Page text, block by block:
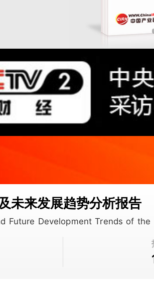
来发展趋势分析报告
Development Trends of the